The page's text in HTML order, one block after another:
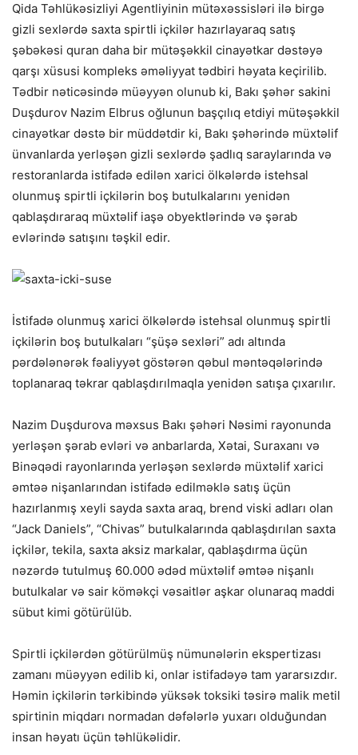
Qida Təhlükəsizliyi Agentliyinin mütəxəssisləri ilə birgə
gizli sexlərdə saxta spirtli içkilər hazırlayaraq satış
şəbəkəsi quran daha bir mütəşəkkil cinayətkar dəstəyə
qarşı xüsusi kompleks əməliyyat tədbiri həyata keçirilib.
Tədbir nəticəsində müəyyən olunub ki, Bakı şəhər sakini
Duşdurov Nazim Elbrus oğlunun başçılıq etdiyi mütəşəkkil
cinayətkar dəstə bir müddətdir ki, Bakı şəhərində müxtəlif
ünvanlarda yerləşən gizli sexlərdə şadlıq saraylarında və
restoranlarda istifadə edilən xarici ölkələrdə istehsal
olunmuş spirtli içkilərin boş butulkalarını yenidən
qablaşdıraraq müxtəlif iaşə obyektlərində və şərab
evlərində satışını təşkil edir.
İstifadə olunmuş xarici ölkələrdə istehsal olunmuş spirtli
içkilərin boş butulkaları “şüşə sexləri” adı altında
pərdələnərək fəaliyyət göstərən qəbul məntəqələrində
toplanaraq təkrar qablaşdırılmaqla yenidən satışa çıxarılır.
Nazim Duşdurova məxsus Bakı şəhəri Nəsimi rayonunda
yerləşən şərab evləri və anbarlarda, Xətai, Suraxanı və
Binəqədi rayonlarında yerləşən sexlərdə müxtəlif xarici
əmtəə nişanlarından istifadə edilməklə satış üçün
hazırlanmış xeyli sayda saxta araq, brend viski adları olan
“Jack Daniels”, “Chivas” butulkalarında qablaşdırılan saxta
içkilər, tekila, saxta aksiz markalar, qablaşdırma üçün
nəzərdə tutulmuş 60.000 ədəd müxtəlif əmtəə nişanlı
butulkalar və sair köməkçi vəsaitlər aşkar olunaraq maddi
sübut kimi götürülüb.
Spirtli içkilərdən götürülmüş nümunələrin ekspertizası
zamanı müəyyən edilib ki, onlar istifadəyə tam yararsızdır.
Həmin içkilərin tərkibində yüksək toksiki təsirə malik metil
spirtinin miqdarı normadan dəfələrlə yuxarı olduğundan
insan həyatı üçün təhlükəlidir.